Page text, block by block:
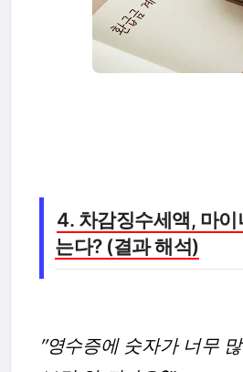
4. 차감징수세액, 마
는다? (결과 해석)
"영수증에 숫자가 너무